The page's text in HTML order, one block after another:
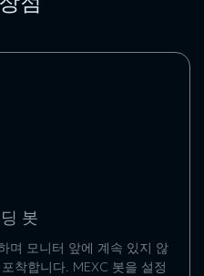
봇
며 모니터 앞에 계속 있지 않
착합니다. MEXC 봇을 설정